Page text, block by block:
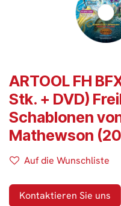
ARTOOL FH
Stk. + DVD)
Schablonen
Mathewson
Auf die Wunschliste
Kontaktieren Sie uns